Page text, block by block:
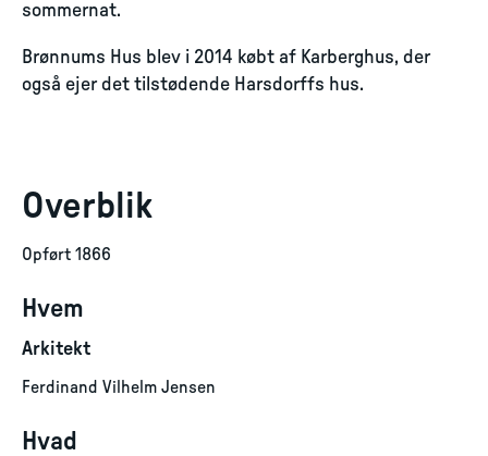
sommernat.
Brønnums Hus blev i 2014 købt af Karberghus, der
også ejer det tilstødende Harsdorffs hus.
Overblik
Opført 1866
Hvem
Arkitekt
Ferdinand Vilhelm Jensen
Hvad